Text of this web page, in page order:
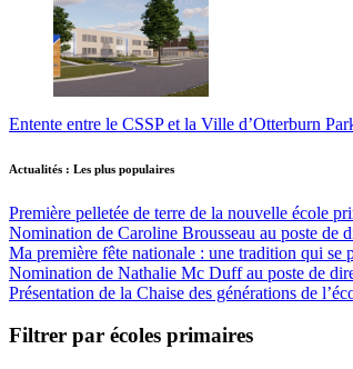
Entente entre le CSSP et la Ville d’Otterburn
Actualités : Les plus populaires
Première pelletée de terre de la nouvelle école
Nomination de Caroline Brousseau au poste de
Ma première fête nationale : une tradition qui se
Nomination de Nathalie Mc Duff au poste de
Présentation de la Chaise des générations de
Filtrer par écoles primaires